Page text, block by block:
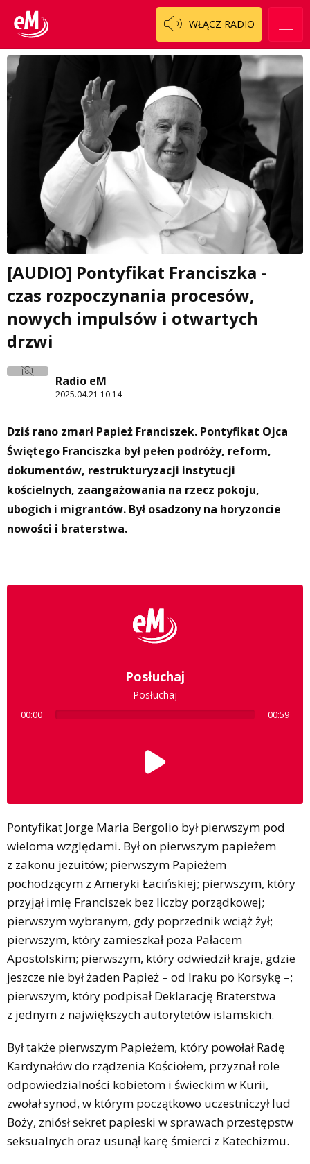
WŁĄCZ RADIO
[AUDIO] Pontyfikat Franciszka -
czas rozpoczynania procesów,
nowych impulsów i otwartych
drzwi
Radio eM
2025.04.21 10:14
Dziś rano zmarł Papież Franciszek. Pontyfikat Ojca
Świętego Franciszka był pełen podróży, reform,
dokumentów, restrukturyzacji instytucji
kościelnych, zaangażowania na rzecz pokoju,
ubogich i migrantów. Był osadzony na horyzoncie
nowości i braterstwa.
Posłuchaj
Posłuchaj
00:00 00:59
Pontyfikat Jorge Maria Bergolio był pierwszym pod
wieloma względami. Był on pierwszym papieżem
z zakonu jezuitów; pierwszym Papieżem
pochodzącym z Ameryki Łacińskiej; pierwszym, który
przyjął imię Franciszek bez liczby porządkowej;
pierwszym wybranym, gdy poprzednik wciąż żył;
pierwszym, który zamieszkał poza Pałacem
Apostolskim; pierwszym, który odwiedził kraje, gdzie
jeszcze nie był żaden Papież – od Iraku po Korsykę –;
pierwszym, który podpisał Deklarację Braterstwa
z jednym z największych autorytetów islamskich.
Był także pierwszym Papieżem, który powołał Radę
Kardynałów do rządzenia Kościołem, przyznał role
odpowiedzialności kobietom i świeckim w Kurii,
zwołał synod, w którym początkowo uczestniczył lud
Boży, zniósł sekret papieski w sprawach przestępstw
seksualnych oraz usunął karę śmierci z Katechizmu.